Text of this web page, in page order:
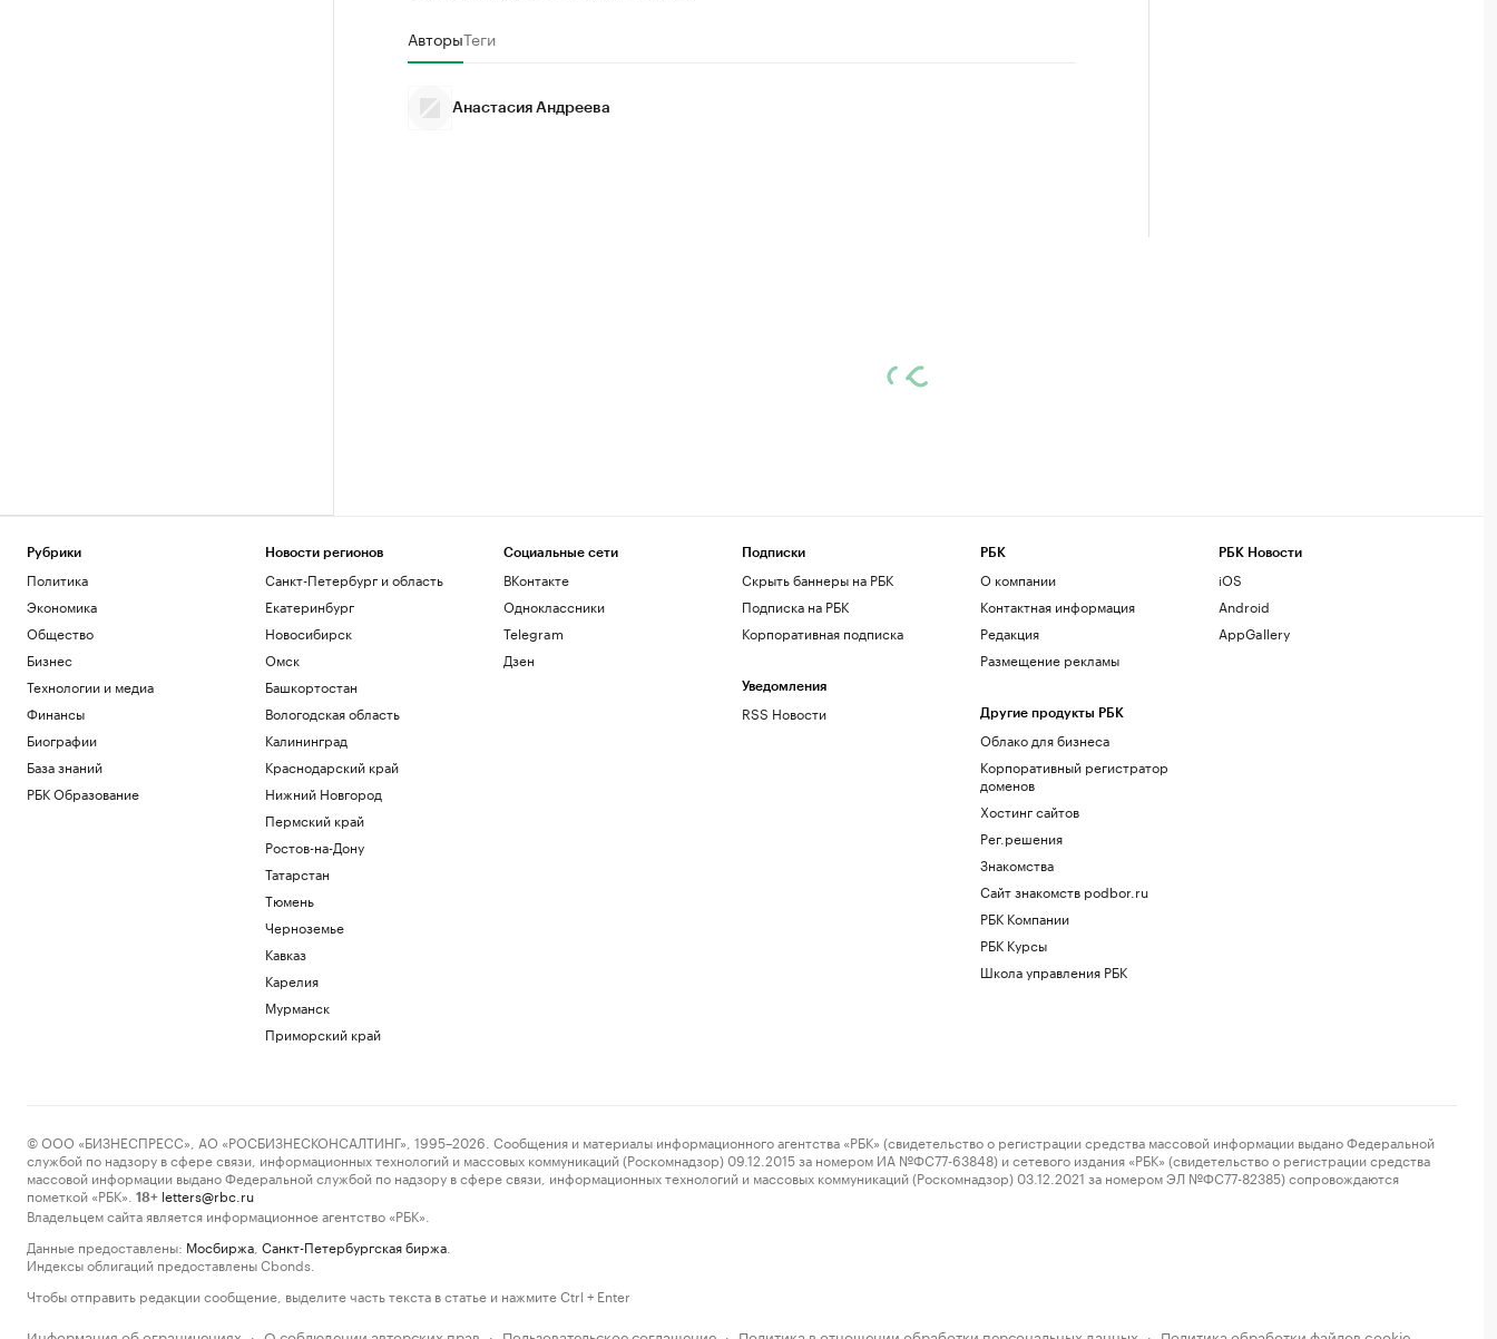
АвторыТеги
Анастасия Андреева
Рубрики
Политика
Экономика
Общество
Бизнес
Технологии и медиа
Финансы
Биографии
База знаний
РБК Образование
Новости регионов
Санкт-Петербург и область
Екатеринбург
Новосибирск
Омск
Башкортостан
Вологодская область
Калининград
Краснодарский край
Нижний Новгород
Пермский край
Ростов-на-Дону
Татарстан
Тюмень
Черноземье
Кавказ
Карелия
Мурманск
Приморский край
Социальные сети
ВКонтакте
Одноклассники
Telegram
Дзен
Подписки
Скрыть баннеры на РБК
Подписка на РБК
Корпоративная подписка
Уведомления
RSS Новости
РБК
О компании
Контактная информация
Редакция
Размещение рекламы
Другие продукты РБК
Облако для бизнеса
Корпоративный регистратор
доменов
Хостинг сайтов
Рег.решения
Знакомства
Сайт знакомств podbor.ru
РБК Компании
РБК Курсы
Школа управления РБК
РБК Новости
iOS
Android
AppGallery
© ООО «БИЗНЕСПРЕСС», АО «РОСБИЗНЕСКОНСАЛТИНГ», 1995–2026. Сообщения и материалы информационного агентства «РБК» (свидетельство о регистрации средства массовой информации выдано Федеральной
службой по надзору в сфере связи, информационных технологий и массовых коммуникаций (Роскомнадзор) 09.12.2015 за номером ИА №ФС77-63848) и сетевого издания «РБК» (свидетельство о регистрации средства
массовой информации выдано Федеральной службой по надзору в сфере связи, информационных технологий и массовых коммуникаций (Роскомнадзор) 03.12.2021 за номером ЭЛ №ФС77-82385) сопровождаются
пометкой «РБК».
18+ letters@rbc.ru
Владельцем сайта является информационное агентство «РБК».
Данные предоставлены: Мосбиржа Санкт-Петербургская биржа
Индексы облигаций предоставлены Cbonds.
Чтобы отправить редакции сообщение, выделите часть текста в статье и нажмите Ctrl + Enter